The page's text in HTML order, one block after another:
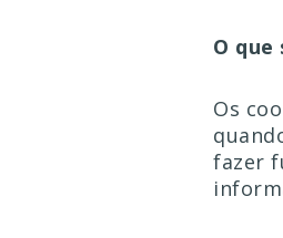
O que
Os
fazer